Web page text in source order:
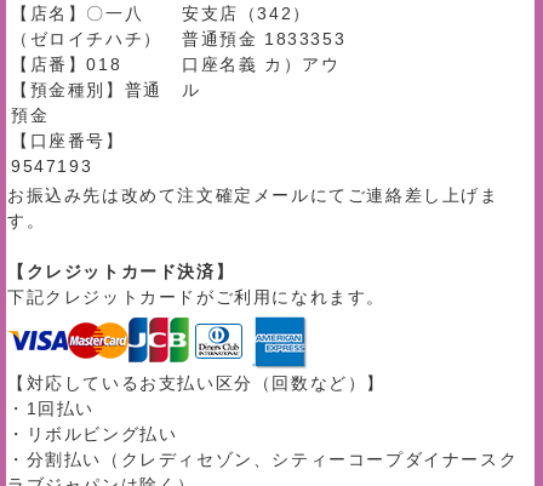
【店名】〇一八
（ゼロイチハチ）
【店番】018
【預金種別】普通
預金
【口座番号】
9547193
安支店（342）
普通預金 1833353
口座名義 カ）アウ
ル
お振込み先は改めて注文確定メールにてご連絡差し上げま
す。
【クレジットカード決済】
下記クレジットカードがご利用になれます。
【対応しているお支払い区分（回数など）】
・1回払い
・リボルビング払い
・分割払い（クレディセゾン、シティーコープダイナースク